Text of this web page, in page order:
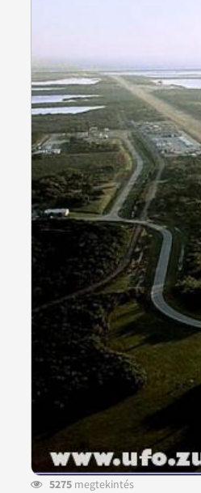
5275 megtekintés